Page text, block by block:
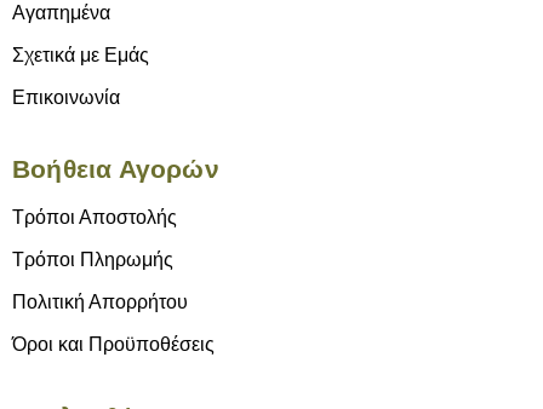
Αγαπημένα
Σχετικά με Εμάς
Επικοινωνία
Βοήθεια Αγορών
Τρόποι Αποστολής
Τρόποι Πληρωμής
Πολιτική Απορρήτου
Όροι και Προϋποθέσεις